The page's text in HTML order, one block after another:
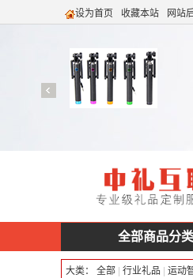
设为首页 收藏本站 网站
全部商品分类
大类： 全部 行业礼品 运动